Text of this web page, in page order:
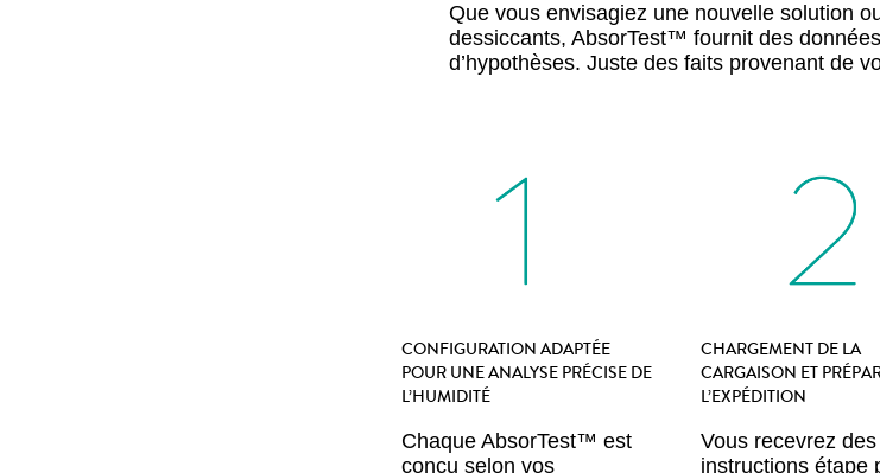
Que vous envisagiez une nouvelle solution
dessiccants, AbsorTest™ fournit des
d’hypothèses. Juste des faits provenant de
CONFIGURATION ADAPTÉE
POUR UNE ANALYSE PRÉCISE DE
L’HUMIDITÉ
Chaque AbsorTest™ est
conçu selon vos
CHARGEMENT DE LA
CARGAISON ET
L’EXPÉDITION
Vous recevrez des
instructions étape